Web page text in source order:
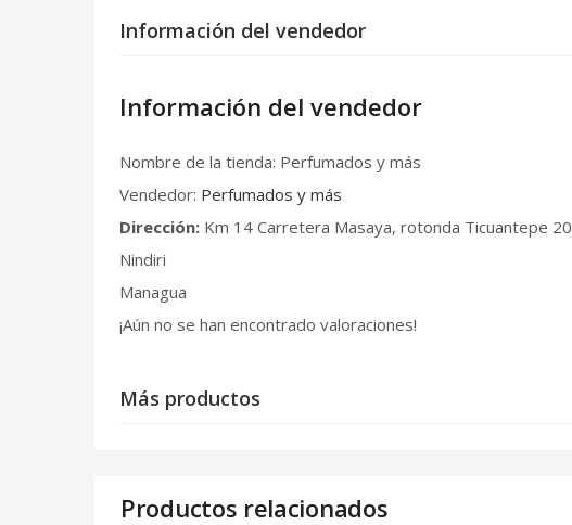
Información del vendedor
Información del vendedor
Nombre de la tienda: Perfumados y más
Vendedor: Perfumados y más
Dirección: Km 14 Carretera Masaya, rotonda Ticuantepe
Nindiri
Managua
¡Aún no se han encontrado valoraciones!
Más productos
Productos relacionados